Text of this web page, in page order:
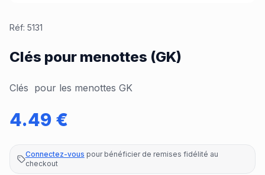
Réf: 5131
Clés pour menottes (GK)
Clés pour les menottes GK
4.49 €
Connectez-vous pour bénéficier de remises fidélité au
checkout